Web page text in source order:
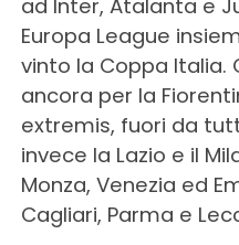
ad Inter, Atalanta e
Europa League
vinto la Coppa Italia.
ancora per la
extremis, fuori da
invece la Lazio e il
Monza, Venezia ed
Cagliari, Parma e